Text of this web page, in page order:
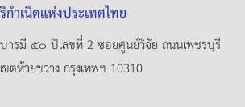
ำเนิดแห่งประเทศไทย
ารมี ๕๐ ปีเลขที่ 2 ซอยศูนย์วิจัย ถนนเพชรบุรี
ตห้วยขวาง กรุงเทพฯ 10310